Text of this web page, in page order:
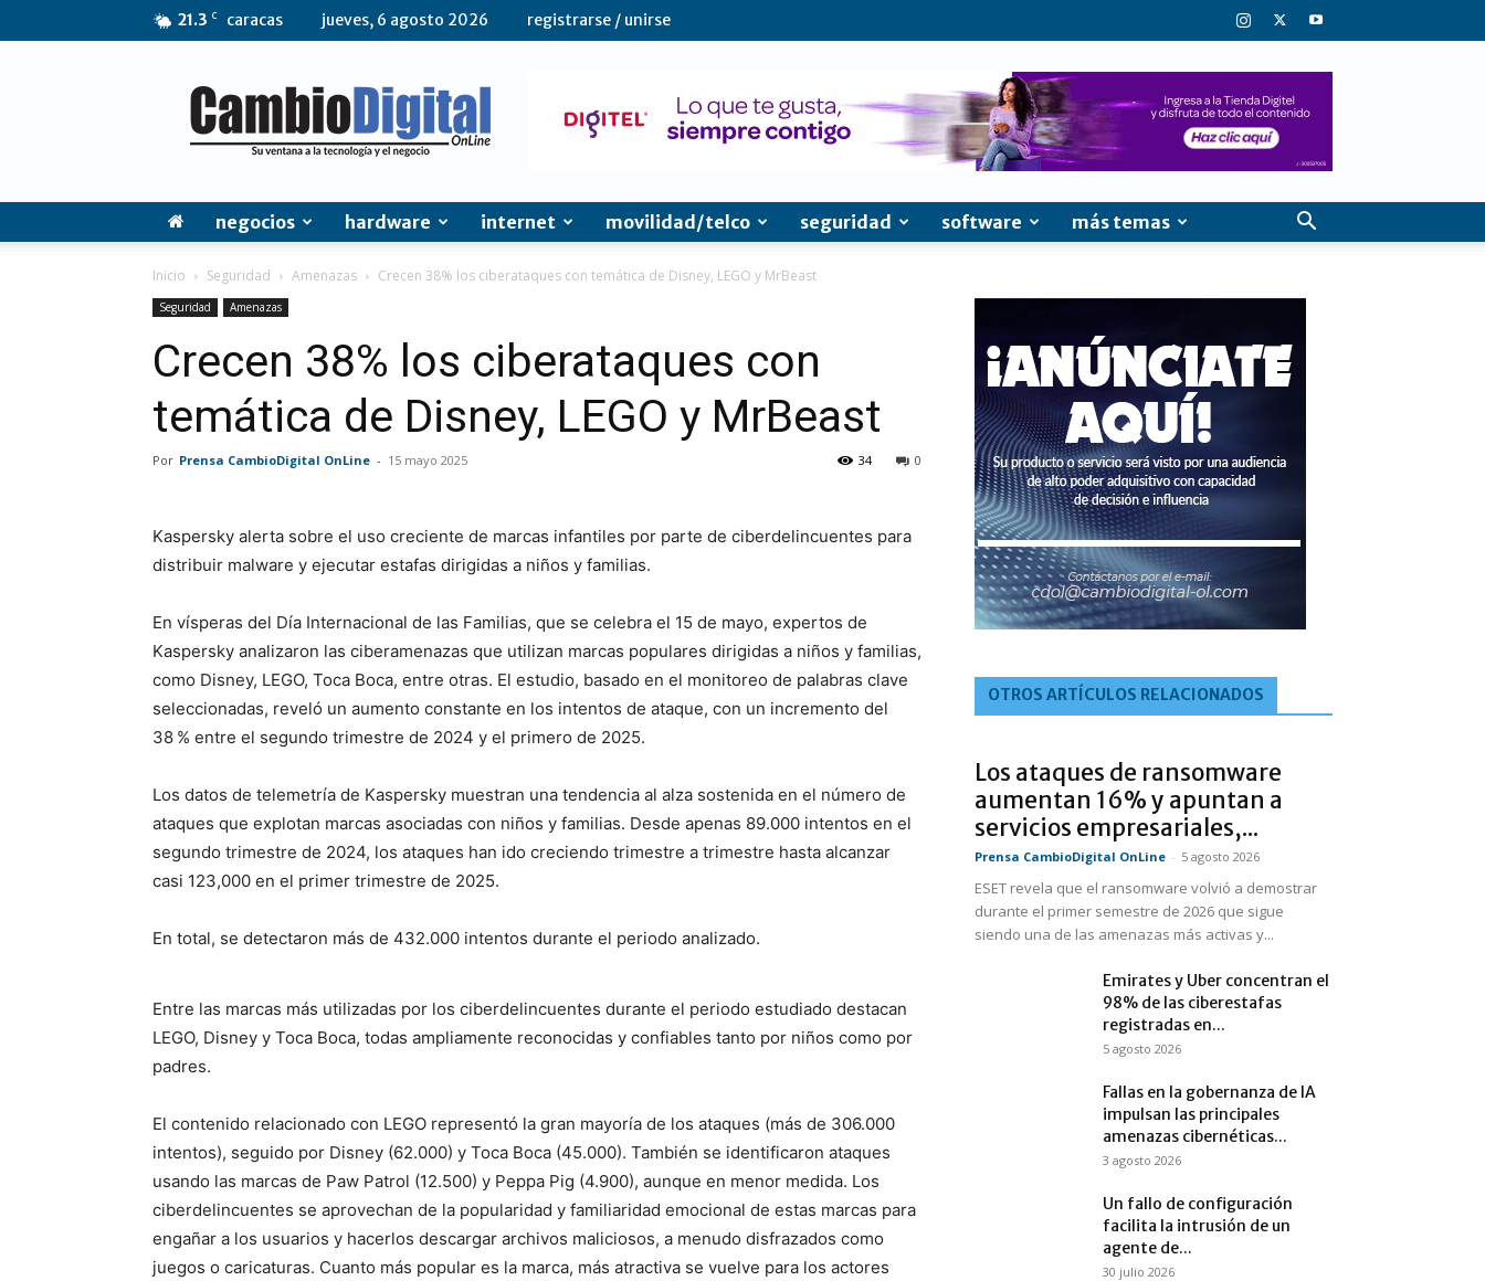
21.3 C caracas jueves, 6 agosto 2026 registrarse / unirse
CambioDigital
OnLine
negocios hardware internet movilidad/telco seguridad software más temas
Inicio Seguridad Amenazas Crecen 38% los ciberataques con temática de Disney, LEGO y MrBeast
Seguridad Amenazas
Crecen 38% los ciberataques con
temática de Disney, LEGO y MrBeast
Por Prensa CambioDigital OnLine - 15 mayo 2025 0
34
Kaspersky alerta sobre el uso creciente de marcas infantiles por parte de ciberdelincuentes para
distribuir malware y ejecutar estafas dirigidas a niños y familias.
En vísperas del Día Internacional de las Familias, que se celebra el 15 de mayo, expertos de
Kaspersky analizaron las ciberamenazas que utilizan marcas populares dirigidas a niños y familias,
como Disney, LEGO, Toca Boca, entre otras. El estudio, basado en el monitoreo de palabras clave
seleccionadas, reveló un aumento constante en los intentos de ataque, con un incremento del
38 % entre el segundo trimestre de 2024 y el primero de 2025.
Los datos de telemetría de Kaspersky muestran una tendencia al alza sostenida en el número de
ataques que explotan marcas asociadas con niños y familias. Desde apenas 89.000 intentos en el
segundo trimestre de 2024, los ataques han ido creciendo trimestre a trimestre hasta alcanzar
casi 123,000 en el primer trimestre de 2025.
En total, se detectaron más de 432.000 intentos durante el periodo analizado.
Entre las marcas más utilizadas por los ciberdelincuentes durante el periodo estudiado destacan
LEGO, Disney y Toca Boca, todas ampliamente reconocidas y confiables tanto por niños como por
padres.
El contenido relacionado con LEGO representó la gran mayoría de los ataques (más de 306.000
intentos), seguido por Disney (62.000) y Toca Boca (45.000). También se identificaron ataques
usando las marcas de Paw Patrol (12.500) y Peppa Pig (4.900), aunque en menor medida. Los
ciberdelincuentes se aprovechan de la popularidad y familiaridad emocional de estas marcas para
engañar a los usuarios y hacerlos descargar archivos maliciosos, a menudo disfrazados como
juegos o caricaturas. Cuanto más popular es la marca, más atractiva se vuelve para los actores
OTROS ARTÍCULOS RELACIONADOS
Los ataques de ransomware
aumentan 16% y apuntan a
servicios empresariales,...
Prensa CambioDigital OnLine - 5 agosto 2026
ESET revela que el ransomware volvió a demostrar
durante el primer semestre de 2026 que sigue
siendo una de las amenazas más activas y...
Emirates y Uber concentran el
98% de las ciberestafas
registradas en...
5 agosto 2026
Fallas en la gobernanza de IA
impulsan las principales
amenazas cibernéticas...
3 agosto 2026
Un fallo de configuración
facilita la intrusión de un
agente de...
30 julio 2026